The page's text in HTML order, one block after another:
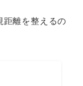
距離を整えるの